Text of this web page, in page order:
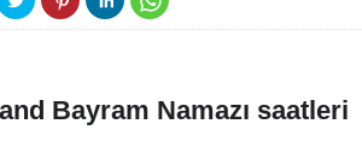
Bayram Namazı saatleri